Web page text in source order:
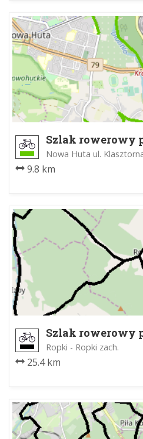
Szlak rowerowy
Nowa Huta ul.
9.8 km
Szlak rowerowy
Ropki - Ropki zach.
25.4 km